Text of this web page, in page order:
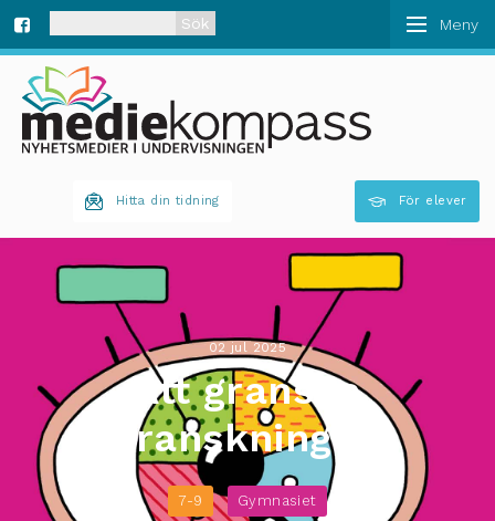
ce
När automatisk komplettering av resultat är
Hitta din tidning För elever
02 jul 2025
Att granska
granskningen
7-9 Gymnasiet